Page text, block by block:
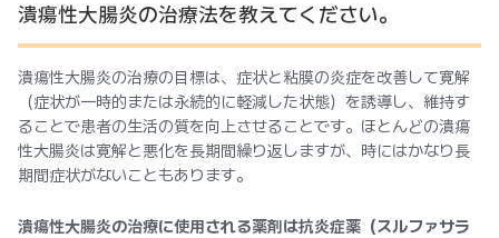
潰瘍性大腸炎の治療法を教えてください。
潰瘍性大腸炎の治療の目標は、症状と粘膜の炎症を改善して寛解
（症状が一時的または永続的に軽減した状態）を誘導し、維持す
ることで患者の生活の質を向上させることです。ほとんどの潰瘍
性大腸炎は寛解と悪化を長期間繰り返しますが、時にはかなり長
期間症状がないこともあります。
潰瘍性大腸炎の治療に使用される薬剤は抗炎症薬（スルファサラ